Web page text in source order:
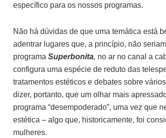
específico para os nossos programas.
Não há dúvidas de que uma temática está
adentrar lugares que, a princípio, não
programa Superbonita, no ar no canal a
configura uma espécie de reduto das
tratamentos estéticos e debates sobre
dizer, portanto, que um olhar mais
programa “desempoderado”, uma vez que
estética – algo que, historicamente, foi
mulheres.